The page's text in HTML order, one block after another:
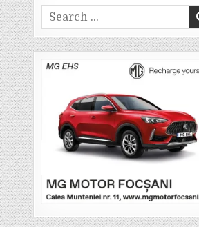
Search
for: